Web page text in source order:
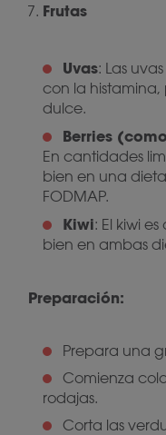
Frutas
Uvas: Las
con la
dulce.
Berries
En cantidades
bien en una
FODMAP.
Kiwi: El kiwi
bien en ambas
Preparación:
Prepara una
Comienza
rodajas.
Corta las